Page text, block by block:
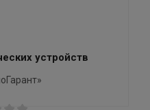
устройств